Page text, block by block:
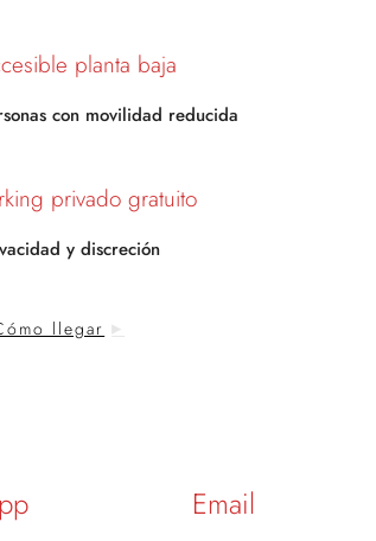
planta baja
con movilidad reducida
privado gratuito
y discreción
llegar
Email